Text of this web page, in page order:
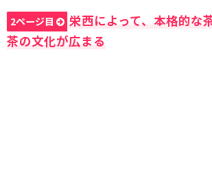
2ページ目
栄西によって、本格的な
茶の文化が広まる